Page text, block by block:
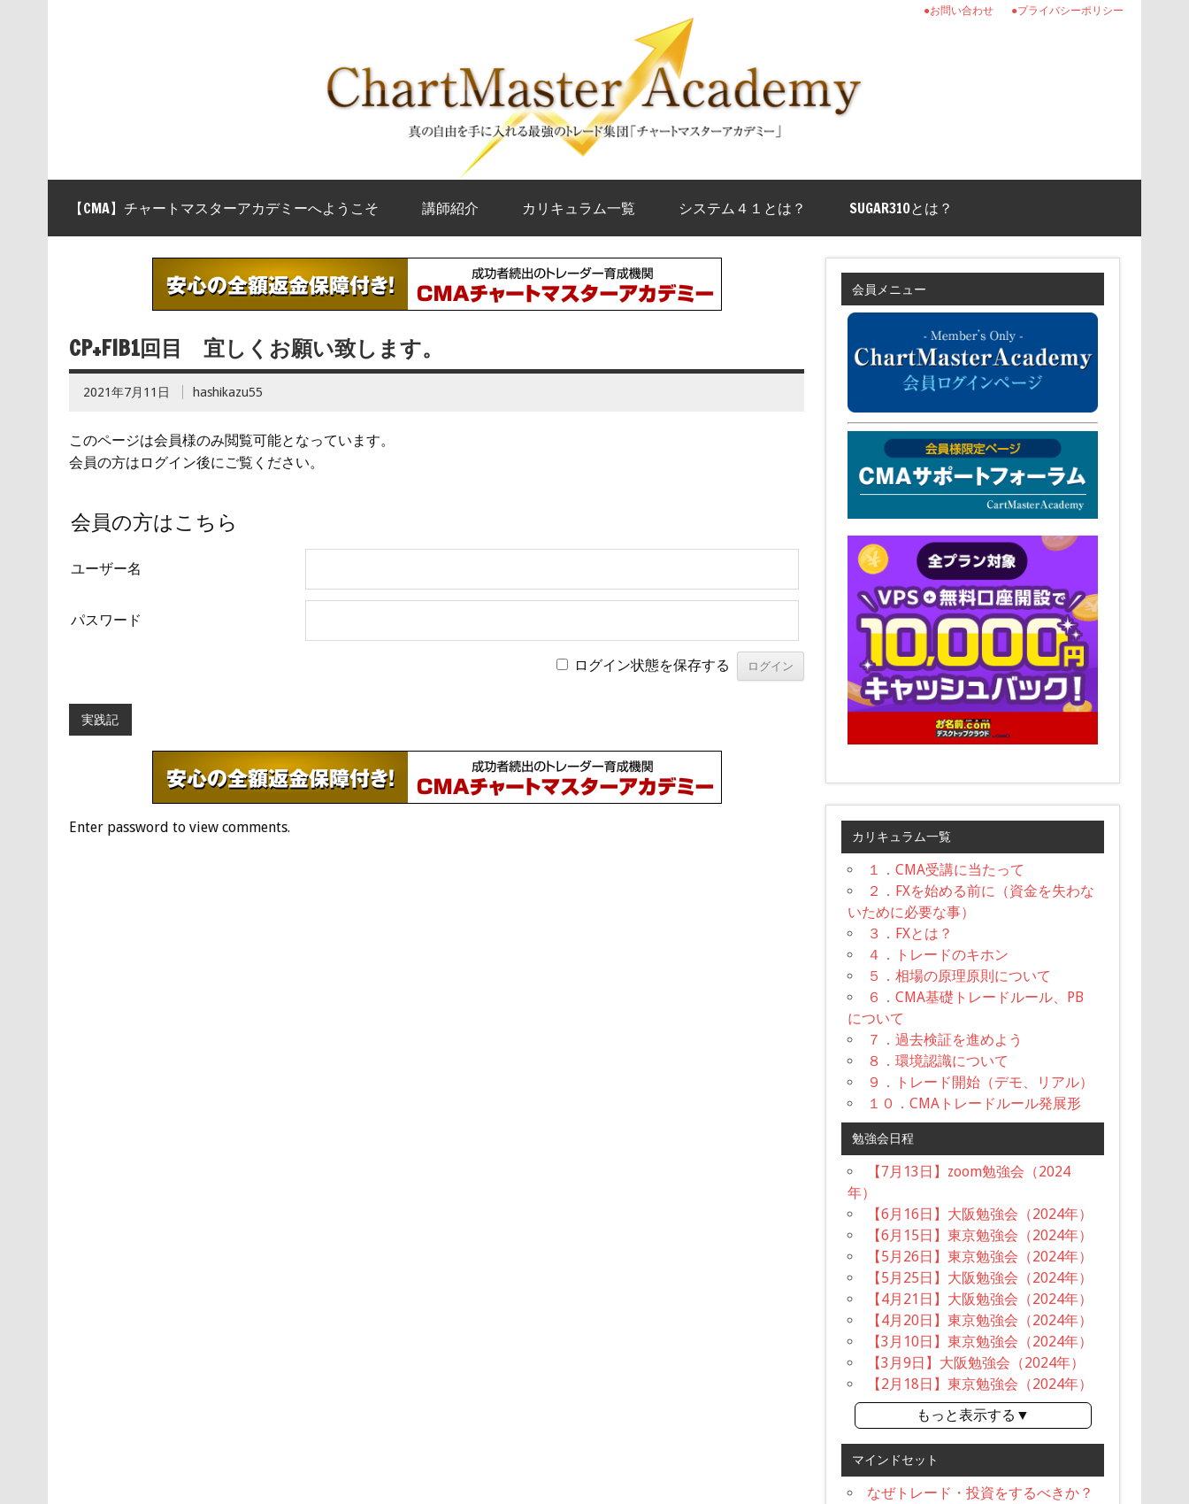
●プライバシーポリシー
●お問い合わせ
【CMA】チャートマスターアカデミーへようこそ 講師紹介 カリキュラム一覧 システム４１とは？ SUGAR310とは？
CP+FIB1回目 宜しくお願い致します。
2021年7月11日 hashikazu55
このページは会員様のみ閲覧可能となっています。
会員の方はログイン後にご覧ください。
会員の方はこちら
ユーザー名
パスワード
ログイン状態を保存する
実践記
Enter password to view comments.
会員メニュー
カリキュラム一覧
１．CMA受講に当たって
２．FXを始める前に（資金を失わな
いために必要な事）
３．FXとは？
４．トレードのキホン
５．相場の原理原則について
６．CMA基礎トレードルール、PB
について
７．過去検証を進めよう
８．環境認識について
９．トレード開始（デモ、リアル）
１０．CMAトレードルール発展形
勉強会日程
【7月13日】zoom勉強会（2024
年）
【6月16日】大阪勉強会（2024年）
【6月15日】東京勉強会（2024年）
【5月26日】東京勉強会（2024年）
【5月25日】大阪勉強会（2024年）
【4月21日】大阪勉強会（2024年）
【4月20日】東京勉強会（2024年）
【3月10日】東京勉強会（2024年）
【3月9日】大阪勉強会（2024年）
【2月18日】東京勉強会（2024年）
もっと表示する▼
マインドセット
なぜトレード・投資をするべきか？